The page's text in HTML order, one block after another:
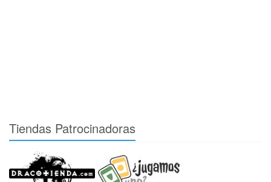
Tiendas Patrocinadoras